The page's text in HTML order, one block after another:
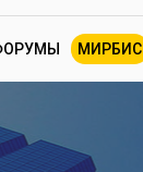
МИРБИС